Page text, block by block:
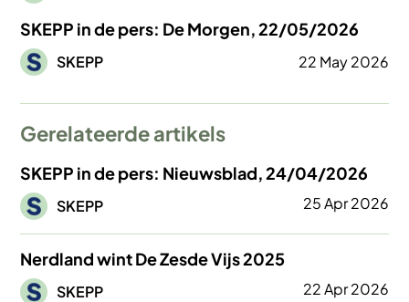
SKEPP in de pers: De Morgen, 22/05/2026
Afbeelding
SKEPP 22 May 2026
Gerelateerde artikels
SKEPP in de pers: Nieuwsblad, 24/04/2026
Afbeelding
SKEPP 25 Apr 2026
Nerdland wint De Zesde Vijs 2025
Afbeelding
SKEPP 22 Apr 2026